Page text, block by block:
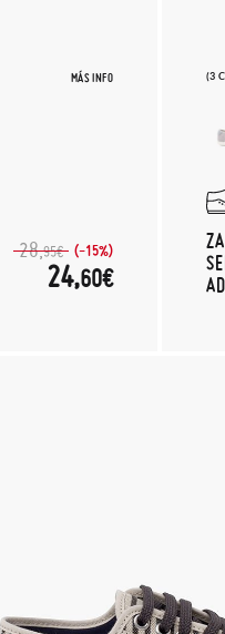
MÁS INFO
28,95€ (-15%)
24,60€
(3